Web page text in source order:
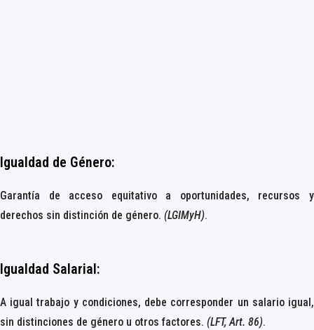
Igualdad de Género:
Garantía de acceso equitativo a oportunidades, recursos y
derechos sin distinción de género. (LGIMyH).
Igualdad Salarial:
A igual trabajo y condiciones, debe corresponder un salario igual,
sin distinciones de género u otros factores. (LFT, Art. 86).